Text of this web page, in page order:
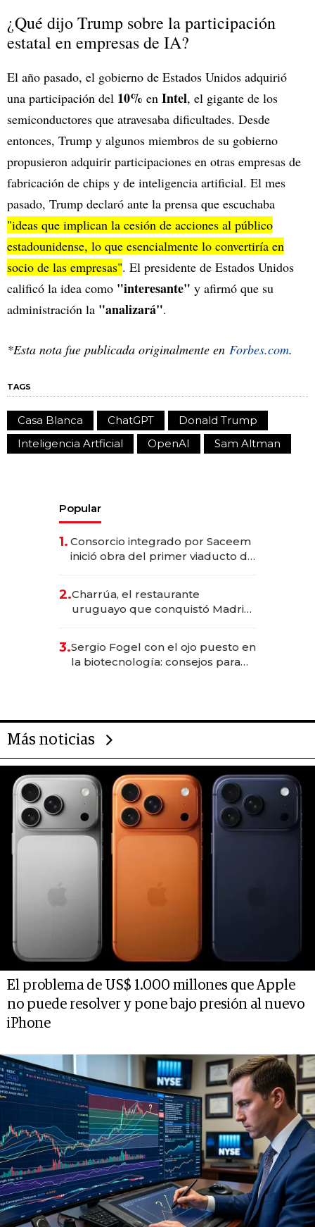
¿Qué dijo Trump sobre la participación
estatal en empresas de IA?
El año pasado, el gobierno de Estados Unidos adquirió
una participación del 10% en Intel, el gigante de los
semiconductores que atravesaba dificultades. Desde
entonces, Trump y algunos miembros de su gobierno
propusieron adquirir participaciones en otras empresas de
fabricación de chips y de inteligencia artificial. El mes
pasado, Trump declaró ante la prensa que escuchaba
"ideas que implican la cesión de acciones al público
estadounidense, lo que esencialmente lo convertiría en
socio de las empresas". El presidente de Estados Unidos
calificó la idea como "interesante" y afirmó que su
administración la "analizará".
*Esta nota fue publicada originalmente en Forbes.com.
TAGS
Casa Blanca ChatGPT
Donald Trump
Inteligencia Artficial
OpenAI Sam Altman
Popular
1. Consorcio integrado por Saceem
inició obra del primer viaducto de
millones
2.Charrúa, el restaurante
uruguayo que conquistó Madrid:
anticipación y prepara apertura
3.Sergio Fogel con el ojo puesto en
la biotecnología: consejos para
Más noticias
El problema de US$ 1.000 millones que Apple
no puede resolver y pone bajo presión al nuevo
iPhone